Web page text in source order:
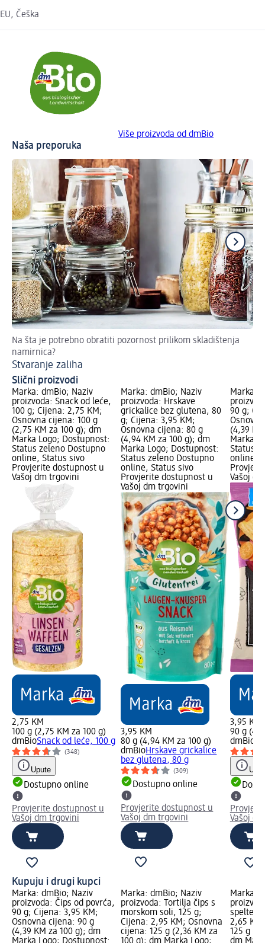
EU, Češka
Više proizvoda od dmBio
Naša preporuka
Na šta je potrebno obratiti pozornost prilikom skladištenja
namirnica?
Stvaranje zaliha
Slični proizvodi
Marka: dmBio; Naziv
proizvoda: Snack od leće,
100 g; Cijena: 2,75 KM;
Osnovna cijena: 100 g
(2,75 KM za 100 g); dm
Marka Logo; Dostupnost:
Status zeleno Dostupno
online, Status sivo
Provjerite dostupnost u
Vašoj dm trgovini
2,75 KM
100 g (2,75 KM za 100 g)
dmBioSnack od leće, 100 g
(348)
Upute
Dostupno online
Provjerite dostupnost u
Vašoj dm trgovini
Marka: dmBio; Naziv
proizvoda: Hrskave
grickalice bez glutena, 80
g; Cijena: 3,95 KM;
Osnovna cijena: 80 g
(4,94 KM za 100 g); dm
Marka Logo; Dostupnost:
Status zeleno Dostupno
online, Status sivo
Provjerite dostupnost u
Vašoj dm trgovini
3,95 KM
80 g (4,94 KM za 100 g)
dmBioHrskave grickalice
bez glutena, 80 g
(309)
Dostupno online
Provjerite dostupnost u
Vašoj dm trgovini
Marka:
90 g;
(4,39
Marka
Status
online,
Vašoj
3,95 KM
90 g
dmBio
Vašoj
Kupuju i drugi kupci
Marka: dmBio; Naziv
proizvoda: Čips od povrća,
90 g; Cijena: 3,95 KM;
Osnovna cijena: 90 g
(4,39 KM za 100 g); dm
Marka: dmBio; Naziv
proizvoda: Tortilja čips s
morskom soli, 125 g;
Cijena: 2,95 KM; Osnovna
cijena: 125 g (2,36 KM za
Marka:
spelte,
2,65
125 g